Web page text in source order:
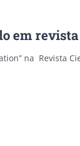
em
na Revista